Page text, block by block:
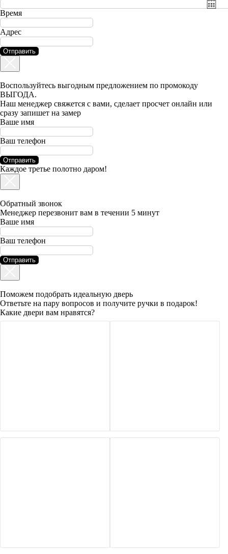
Время
Адрес
Отправить
Воспользуйтесь выгодным предложением по промокоду
ВЫГОДА.
Наш менеджер свяжется с вами, сделает просчет онлайн или
сразу запишет на замер
Ваше имя
Ваш телефон
Отправить
Каждое третье полотно даром!
Обратный звонок
Менеджер перезвонит вам в течении 5 минут
Ваше имя
Ваш телефон
Отправить
Поможем подобрать идеальную дверь
Ответьте на пару вопросов и получите ручки в подарок!
Какие двери вам нравятся?